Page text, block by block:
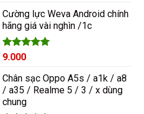
5 sao
Cường lực Weva Android chính
hãng giá vài nghìn /1c
Được xếp
5 sao
9.000
Chân sạc Oppo A5s / a1k / a8
/ a35 / Realme 5 / 3 / x dùng
chung